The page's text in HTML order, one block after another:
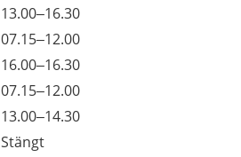
13.00–16.30
07.15–12.00
16.00–16.30
07.15–12.00
13.00–14.30
Stängt